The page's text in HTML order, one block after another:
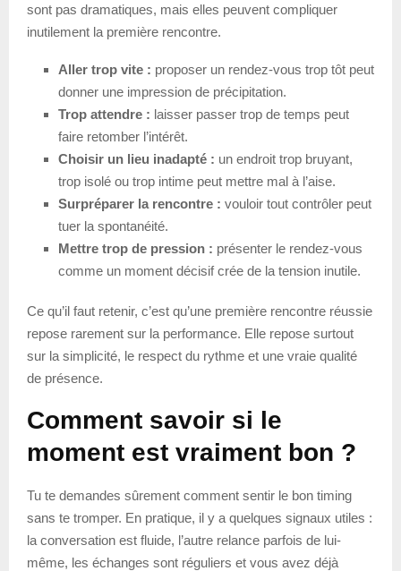
sont pas dramatiques, mais elles peuvent compliquer
inutilement la première rencontre.
Aller trop vite : proposer un rendez-vous trop tôt peut
donner une impression de précipitation.
Trop attendre : laisser passer trop de temps peut
faire retomber l’intérêt.
Choisir un lieu inadapté : un endroit trop bruyant,
trop isolé ou trop intime peut mettre mal à l’aise.
Surpréparer la rencontre : vouloir tout contrôler peut
tuer la spontanéité.
Mettre trop de pression : présenter le rendez-vous
comme un moment décisif crée de la tension inutile.
Ce qu’il faut retenir, c’est qu’une première rencontre réussie
repose rarement sur la performance. Elle repose surtout
sur la simplicité, le respect du rythme et une vraie qualité
de présence.
Comment savoir si le
moment est vraiment bon ?
Tu te demandes sûrement comment sentir le bon timing
sans te tromper. En pratique, il y a quelques signaux utiles :
la conversation est fluide, l’autre relance parfois de lui-
même, les échanges sont réguliers et vous avez déjà